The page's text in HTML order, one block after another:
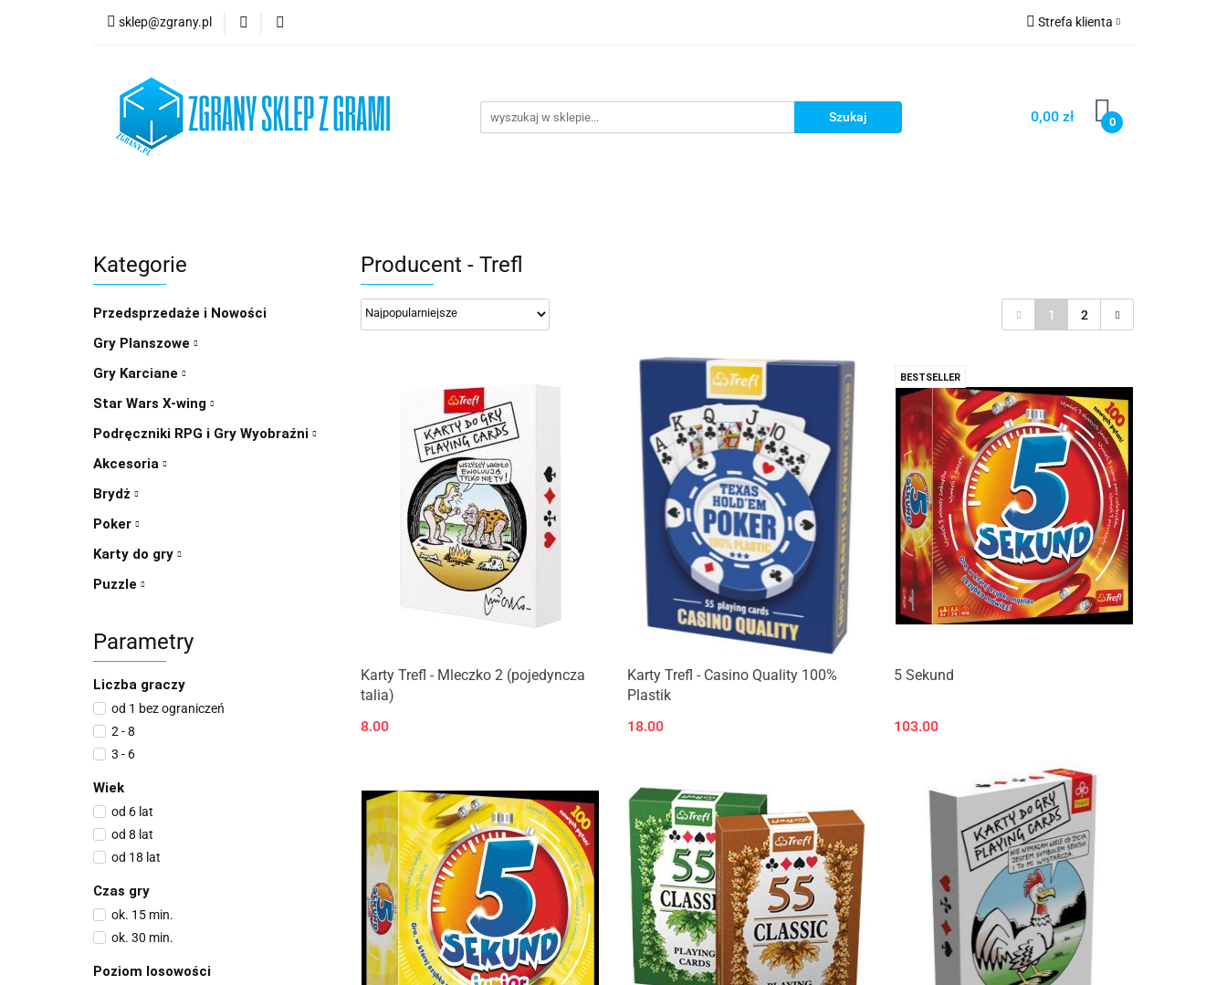
sklep@zgrany.pl Strefa klienta
Zarejestruj się
Dodaj zgłoszenie
0,00 zł 0
Nowości
Brydż, Poker i Karty do Gry
Kategorie
Przedsprzedaże i Nowości
Gry Planszowe
Gry Karciane
Star Wars X-wing
Podręczniki RPG i Gry Wyobraźni
Akcesoria
Brydż
Poker
Karty do gry
Puzzle
Parametry
Liczba graczy
od 1 bez ograniczeń
2 - 8
3 - 6
Wiek
od 6 lat
od 8 lat
od 18 lat
Czas gry
ok. 15 min.
ok. 30 min.
Poziom losowości
Producent - Trefl
1 2
Karty Trefl - Mleczko 2 (pojedyncza
talia)
8.00
Karty Trefl - Casino Quality 100%
Plastik
18.00
BESTSELLER
5 Sekund
103.00